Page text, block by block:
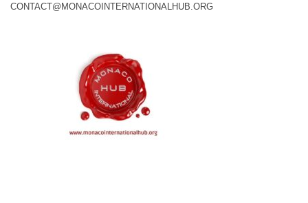
CONTACT@MONACOINTERNATIONALHUB.ORG